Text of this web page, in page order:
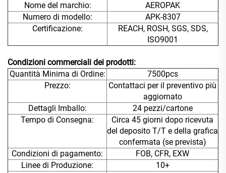
Nome del marchio:
AEROPAK
Numero di modello:
APK-8307
Certificazione:
REACH, ROSH, SGS, SDS,
ISO9001
Condizioni commerciali dei prodotti:
Quantità Minima di Ordine:
7500pcs
Prezzo:
Contattaci per il preventivo più
aggiornato
Dettagli Imballo:
24 pezzi/cartone
Tempo di Consegna:
Circa 45 giorni dopo ricevuta
del deposito T/T e della grafica
confermata (se prevista)
Condizioni di pagamento:
FOB, CFR, EXW
Linee di Produzione:
10+